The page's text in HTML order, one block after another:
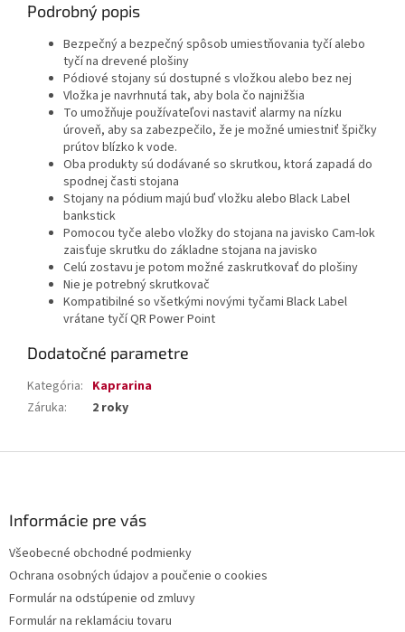
Podrobný popis
Bezpečný a bezpečný spôsob umiestňovania tyčí alebo
tyčí na drevené plošiny
Pódiové stojany sú dostupné s vložkou alebo bez nej
Vložka je navrhnutá tak, aby bola čo najnižšia
To umožňuje používateľovi nastaviť alarmy na nízku
úroveň, aby sa zabezpečilo, že je možné umiestniť špičky
prútov blízko k vode.
Oba produkty sú dodávané so skrutkou, ktorá zapadá do
spodnej časti stojana
Stojany na pódium majú buď vložku alebo Black Label
bankstick
Pomocou tyče alebo vložky do stojana na javisko Cam-lok
zaisťuje skrutku do základne stojana na javisko
Celú zostavu je potom možné zaskrutkovať do plošiny
Nie je potrebný skrutkovač
Kompatibilné so všetkými novými tyčami Black Label
vrátane tyčí QR Power Point
Dodatočné parametre
Kategória: Kaprarina
Záruka: 2 roky
Informácie pre vás
Všeobecné obchodné podmienky
Ochrana osobných údajov a poučenie o cookies
Formulár na odstúpenie od zmluvy
Formulár na reklamáciu tovaru